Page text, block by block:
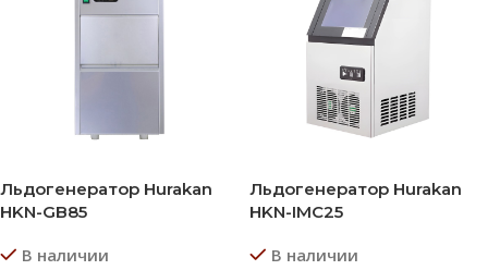
Льдогенератор Hurakan
HKN-GB85
В наличии
Льдогенератор Hurakan
HKN-IMC25
В наличии